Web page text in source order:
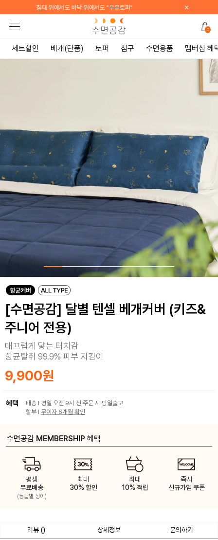
[WELCOME] 지금 가입하면 전 품목 10% 할인 쿠폰 증정
0
세트할인 베개(단품) 토퍼 침구 수면용품 멤버십 혜
[수면공감] 달별 텐셀 베개커버 (키즈&
주니어 전용)
매끄럽게 닿는 터치감
항균탈취 99.9% 피부 지킴이
9,900원
혜택
배송 I 평일 오전 9시 전 주문 시 당일출고
할부 I 무이자 6개월 확인
수면공감 MEMBERSHIP 혜택
평생
무료배송
(등급별 상이)
최대
30% 할인
최대
10% 적립
즉시
신규가입 쿠폰
리뷰 () 상세정보 문의하기